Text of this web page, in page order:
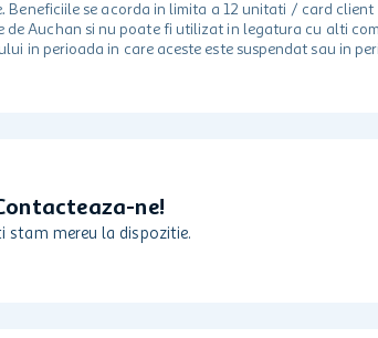
Beneficiile se acorda in limita a 12 unitati / card
Auchan si nu poate fi utilizat in legatura cu alti
in perioada in care aceste este suspendat sau in
ne!
stam mereu la dispozitie.